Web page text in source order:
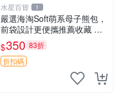
水星百貨 1
嚴選海淘Soft萌系母子熊包，
前袋設計更便攜推薦收藏 母
子熊 軟綿綿 包包
$350 83折
折扣碼